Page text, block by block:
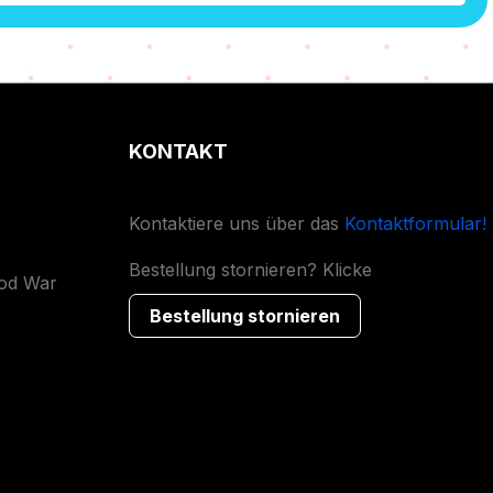
War
KONTAKT
Kontaktiere uns über das Kontaktformular!
Bestellung stornieren? Klicke
Bestellung stornieren